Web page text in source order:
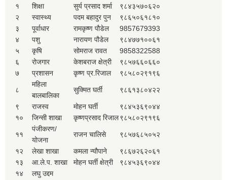
१ शिक्षा सुर्य प्रसाद शर्मा
९८४३५७०६२०
२
स्वास्थ्य पदम बहादुर पुन
९८६५०६१८१०
३
पूर्वाधार रामकृष्ण पौडेल
9857679393
४
पशु नारायण पौडेल
९८४७७१००६१
५
कृषि सोमराज रावत
9858322588
६
रोजगार केशबराज क्षेत्री
९८५७६६०६६०
७
प्रशासन कृष्ण प्र.रिजाल ९८५८०२९१९६
८
महिला
बालबालिका
सुक्मित घर्ती ९८६१३८०४२२
९ राजस्व मोहन घर्ती
९८४५३६९०४४
१०
जिन्सी शाखा कृष्णप्रसाद रिजाल९८५८०२९१९६
११
पंजीकरण/
योजना
राजन चालिसे ९८५७६८५०५२
१२ लेखा शाखा कमला न्यौपाने
९८६७२६२०६१
१३
आ.ले.प. शाखा मोहन घर्ती क्षेत्री
९८४५३६९०४४
१४
लघु उद्दम